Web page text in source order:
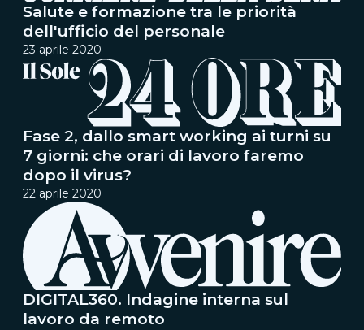
Salute e formazione tra le priorità
dell'ufficio del personale
23 aprile 2020
Fase 2, dallo smart working ai turni su
7 giorni: che orari di lavoro faremo
dopo il virus?
22 aprile 2020
DIGITAL360. Indagine interna sul
lavoro da remoto